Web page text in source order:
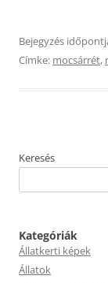
Bejegyzés
Címke: mocsárrét,
Keresés
Kategóriák
Állatkerti képek
Állatok